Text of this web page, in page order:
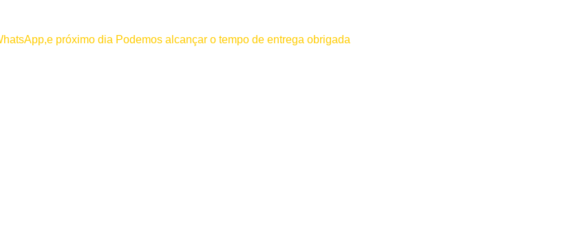
próximo dia Podemos alcançar o tempo de entrega obrigada